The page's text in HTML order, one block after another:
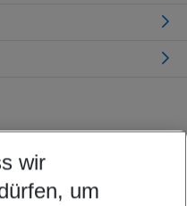
Wünschen
wir
um